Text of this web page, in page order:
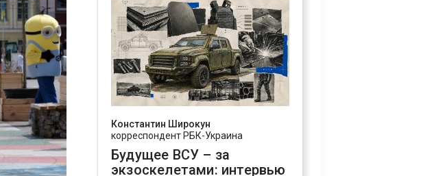
Константин Широкун
корреспондент РБК-Украина
Будущее ВСУ – за
экзоскелетами: интервью